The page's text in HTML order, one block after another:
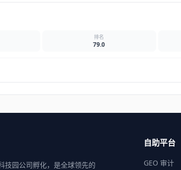
排名
79.0
技园公司孵化，是全球领先的
自助平台
GEO 审计